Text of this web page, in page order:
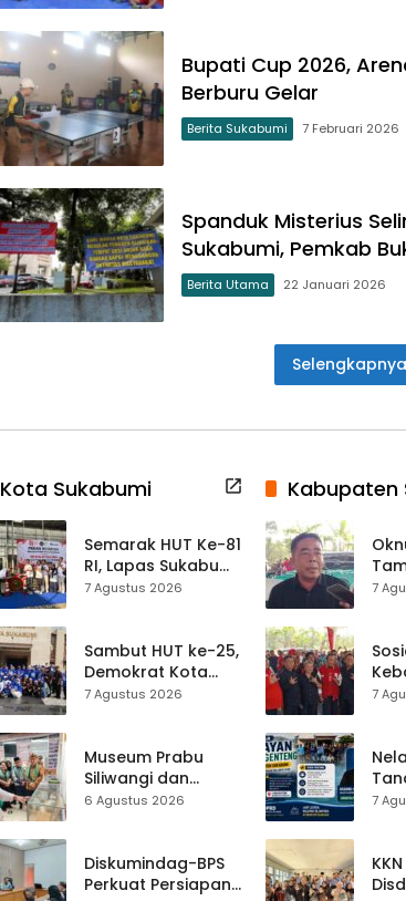
Bupati Cup 2026,
Berburu Gelar
Berita Sukabumi 7 Februari 2026
Spanduk Misterius
Sukabumi, Pemkab
Berita Utama 22 Januari 2026
Selengkapnya
Kota Sukabumi
Semarak HUT Ke-81
RI, Lapas Sukabumi
Resmi Gelar Pekan
7 Agustus 2026
Sambut HUT ke-25,
Demokrat Kota
Sukabumi
ASRI Lewat Aksi
Bersih Masjid
Agung
7 Agustus 2026
Museum Prabu
Siliwangi dan
Museum Keramik
Hampir 500 Koleksi
Dipisahkan
6 Agustus 2026
Diskumindag-BPS
Perkuat Persiapan
Kabupaten
7
7
7